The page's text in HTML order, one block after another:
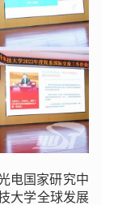
电国家研究中
大学全球发展